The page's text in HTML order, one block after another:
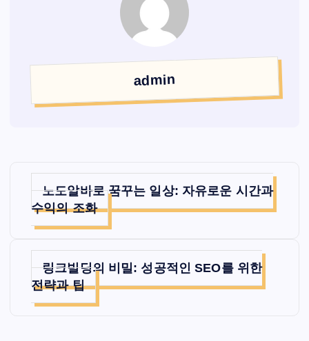
admin
탐
색
노도알바로 꿈꾸는 일상: 자유로운 시간과
수익의 조화
링크빌딩의 비밀: 성공적인 SEO를 위한
전략과 팁